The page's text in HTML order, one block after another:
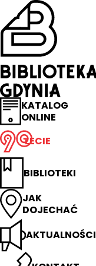
Przejdź
na
stronę
główną
Biblioteka
Gdynia
KATALOG
ONLINE
LECIE
BIBLIOTEKI
JAK
DOJECHAĆ
AKTUALNOŚCI